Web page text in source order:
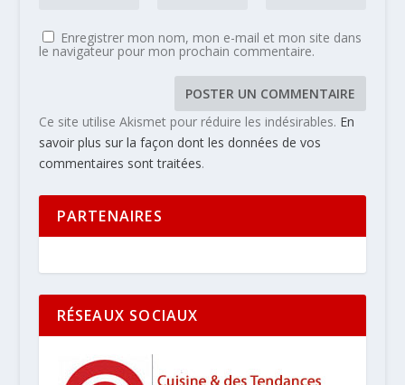
Enregistrer mon nom, mon e-mail et mon site dans
le navigateur pour mon prochain commentaire.
Ce site utilise Akismet pour réduire les indésirables. En
savoir plus sur la façon dont les données de vos
commentaires sont traitées.
PARTENAIRES
RÉSEAUX SOCIAUX